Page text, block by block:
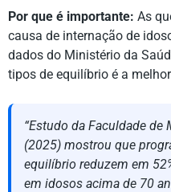
Por que é importante: As
causa de internação de
dados do Ministério da
tipos de equilíbrio é a
“Estudo da Faculdade de
(2025) mostrou que
equilíbrio reduzem em
em idosos acima de 70